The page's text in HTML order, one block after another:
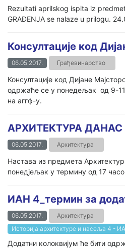
Rezultati aprilskog ispita iz
GRAĐENJA se nalaze u prilogu.
Консултације код
06.05.2017. Грађевинарство
Консултације код Дијане
одржаће се у понедељак од 9-
на аггф-у.
АРХИТЕКТУРА ДАНАС
06.05.2017. Архитектура
Настава из предмета
понедјељак у термину од 17
ИАН 4_термин за
06.05.2017.
Архитектура
Историја архитектуре и насеља 4 -
Додатни колоквијум ће бити